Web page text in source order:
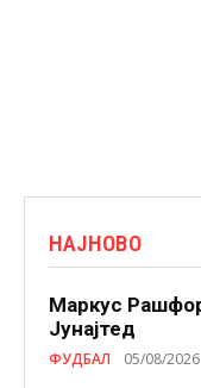
НАЈНОВО
Маркус
Јунајтед
ФУДБАЛ 05/08/2026